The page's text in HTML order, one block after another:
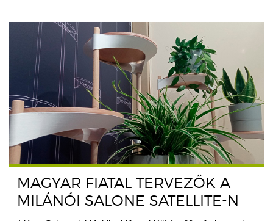
MAGYAR FIATAL TERVEZŐK A
MILÁNÓI SALONE SATELLITE-N